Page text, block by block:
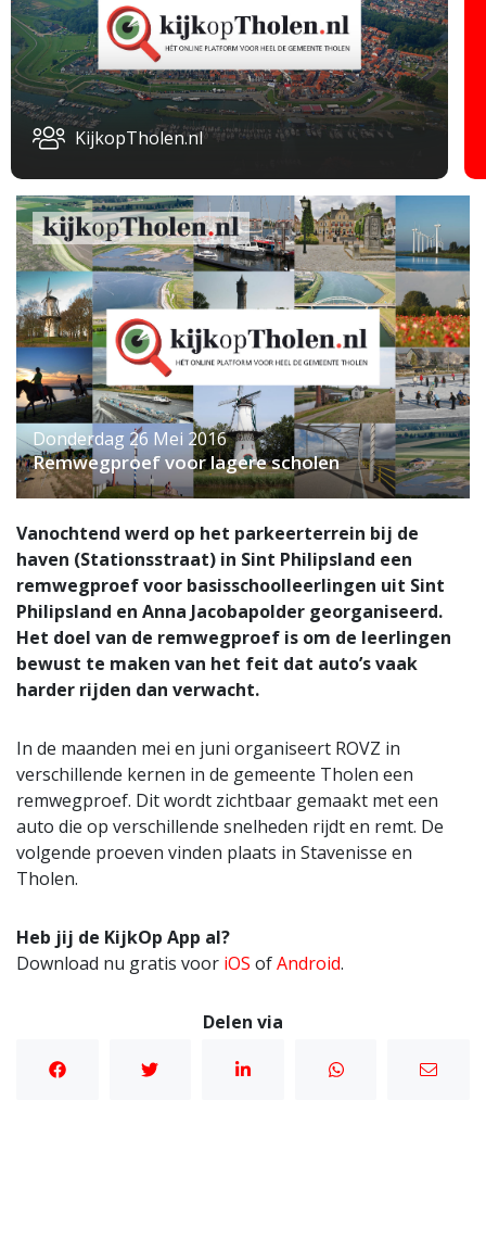
KijkopTholen.nl
Donderdag 26 Mei 2016
Remwegproef voor lagere scholen
Vanochtend werd op het parkeerterrein bij de
haven (Stationsstraat) in Sint Philipsland een
remwegproef voor basisschoolleerlingen uit Sint
Philipsland en Anna Jacobapolder georganiseerd.
Het doel van de remwegproef is om de leerlingen
bewust te maken van het feit dat auto’s vaak
harder rijden dan verwacht.
In de maanden mei en juni organiseert ROVZ in
verschillende kernen in de gemeente Tholen een
remwegproef. Dit wordt zichtbaar gemaakt met een
auto die op verschillende snelheden rijdt en remt. De
volgende proeven vinden plaats in Stavenisse en
Tholen.
Heb jij de KijkOp App al?
Download nu gratis voor iOS ofAndroid.
Delen via